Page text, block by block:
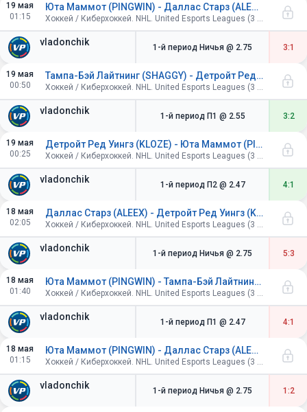
19 мая
01:15
vladonchik
Юта Маммот (PINGWIN) - Даллас Старз (ALEEX)
Хоккей / Киберхоккей. NHL. United Esports Leagues (3 периода по 4 минуты).
1-й период Ничья @ 2.75 3:1
19 мая
00:50
vladonchik
Тампа-Бэй Лайтнинг (SHAGGY) - Детройт Ред Уингз (KLOZE)
Хоккей / Киберхоккей. NHL. United Esports Leagues (3 периода по 4 минуты).
1-й период П1 @ 2.55 3:2
19 мая
00:25
vladonchik
Детройт Ред Уингз (KLOZE) - Юта Маммот (PINGWIN)
Хоккей / Киберхоккей. NHL. United Esports Leagues (3 периода по 4 минуты).
1-й период П2 @ 2.47 4:1
18 мая
02:05
vladonchik
Даллас Старз (ALEEX) - Детройт Ред Уингз (KLOZE)
Хоккей / Киберхоккей. NHL. United Esports Leagues (3 периода по 4 минуты).
1-й период Ничья @ 2.75 5:3
18 мая
01:40
vladonchik
Юта Маммот (PINGWIN) - Тампа-Бэй Лайтнинг (SHAGGY)
Хоккей / Киберхоккей. NHL. United Esports Leagues (3 периода по 4 минуты).
1-й период П1 @ 2.47 4:1
18 мая
01:15
vladonchik
Юта Маммот (PINGWIN) - Даллас Старз (ALEEX)
Хоккей / Киберхоккей. NHL. United Esports Leagues (3 периода по 4 минуты).
1-й период Ничья @ 2.75 1:2